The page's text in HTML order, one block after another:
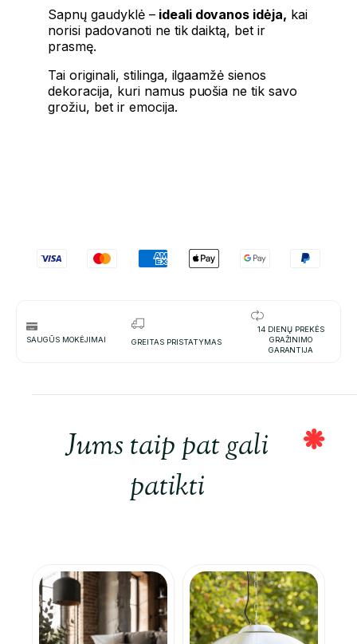
Sapnų gaudyklė –ideali dovanos idėja, kai
norisi padovanoti ne tik daiktą, bet ir
prasmę.
Tai originali, stilinga, ilgaamžė sienos
dekoracija, kuri namus puošia ne tik savo
grožiu, bet ir emocija.
SAUGŪS MOKĖJIMAI GREITAS PRISTATYMAS
14 DIENŲ PREKĖS
GRAŽINIMO
GARANTIJA
Jums taip pat gali
patikti